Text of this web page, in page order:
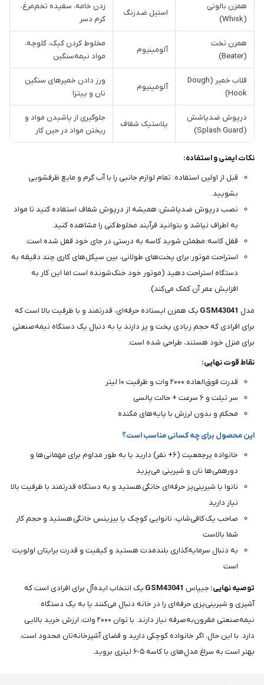
همزن بالونی
(Whisk)
استیل ضدزنگ
زدن خامه، سفیده تخم‌مرغ،
کرم دسر
همزن تخت
(Beater)
آلومینیوم
مخلوط کردن کیک، کلوچه،
مواد نیمه‌سنگین
قلاب خمیر (Dough
Hook)
آلومینیوم
ورز دادن خمیرهای سنگین
نان و پیتزا
درپوش ضدپاشش
(Splash Guard)
پلاستیک شفاف
جلوگیری از پاشیدن مواد و
ریختن مواد در حین کار
نکات ایمنی و استفاده:
قبل از اولین استفاده: تمام لوازم جانبی را با آب گرم و مایع ظرفشویی
بشویید.
نصب درپوش ضدپاشش: همیشه از درپوش شفاف استفاده کنید تا مواد
به اطراف نپاشد و بتوانید فرآیند مخلوط‌کنی را مشاهده کنید.
قفل کاسه: مطمئن شوید کاسه به درستی در جای خود قفل شده است.
استراحت موتور: برای پخت‌های طولانی، بین سیکل‌های کاری چند دقیقه به
دستگاه استراحت دهید (موتور خود خنک‌شونده است اما این کار به
افزایش عمر آن کمک می‌کند).
مدل GSM43041 یک همزن ایستاده حرفه‌ای، قدرتمند و با ظرفیت بالا است که
برای افرادی که حجم زیادی پخت و پز دارند یا به دنبال یک دستگاه نیمه‌صنعتی
برای منزل خود هستند، طراحی شده است.
نقاط قوت نهایی:
قدرت فوق‌العاده ۲۰۰۰ وات و ظرفیت ۱۰ لیتر
سر تیلت و ۶ سرعت + حالت پالسی
محکم و بدون لرزش با پایه‌های مکنده
این محصول برای چه کسانی مناسب است؟
خانواده پرجمعیت (۶+ نفر) دارید یا به طور مداوم برای مهمانی‌ها و
دورهمی‌ها نان و شیرینی می‌پزید
نانوا یا شیرینی‌پز حرفه‌ای خانگی هستید و به دستگاه قدرتمند با ظرفیت بالا
نیاز دارید
صاحب یک کافی‌شاپ، نانوایی کوچک یا بیزینس خانگی هستید و حجم کار
شما بالاست
به دنبال سرمایه‌گذاری بلندمدت هستید و کیفیت و قدرت برایتان اولویت
است
توصیه نهایی: جیپاس GSM43041 یک انتخاب ایده‌آل برای افرادی است که
آشپزی و شیرینی‌پزی حرفه‌ای را در خانه دنبال می‌کنند یا به یک دستگاه
نیمه‌صنعتی مقرون‌به‌صرفه نیاز دارند. با توان ۲۰۰۰ وات، ارزش خرید بالایی
دارد. با این حال، اگر خانواده کوچکی دارید و فضای آشپزخانه‌تان محدود است،
بهتر است به سراغ مدل‌های با کاسه ۵-۶ لیتری بروید.